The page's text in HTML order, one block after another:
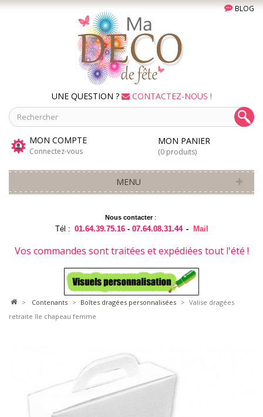
BLOG
UNE QUESTION ? CONTACTEZ-NOUS !
MON COMPTE
Connectez-vous
MON PANIER
(0 produits)
MENU
Nous contacter:
Tél : 01.64.39.75.16 -07.64.08.31.44 - Mail
Vos commandes sont traitées et expédiées tout l'été !
> contenants > boîtes dragées personnalisées > Valise dragées
retraite île chapeau femme